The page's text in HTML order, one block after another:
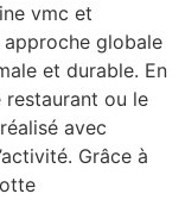
vmc et
approche globale
et durable. En
ou le
avec
Grâce à